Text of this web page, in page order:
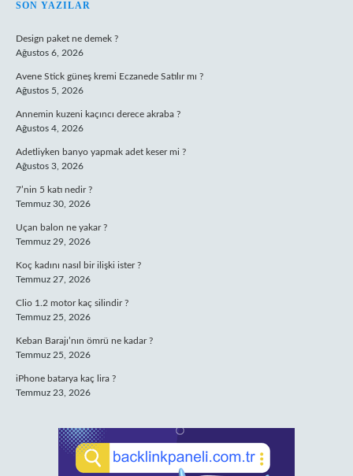
SIDEBAR
SON YAZILAR
Design paket ne demek ?
Ağustos 6, 2026
Avene Stick güneş kremi Eczanede Satılır mı ?
Ağustos 5, 2026
Annemin kuzeni kaçıncı derece akraba ?
Ağustos 4, 2026
Adetliyken banyo yapmak adet keser mi ?
Ağustos 3, 2026
7’nin 5 katı nedir ?
Temmuz 30, 2026
Uçan balon ne yakar ?
Temmuz 29, 2026
Koç kadını nasıl bir ilişki ister ?
Temmuz 27, 2026
Clio 1.2 motor kaç silindir ?
Temmuz 25, 2026
Keban Barajı’nın ömrü ne kadar ?
Temmuz 25, 2026
iPhone batarya kaç lira ?
Temmuz 23, 2026